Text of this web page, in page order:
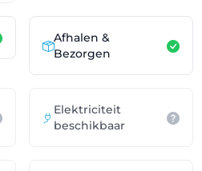
Afhalen &
Bezorgen
Elektriciteit
beschikbaar